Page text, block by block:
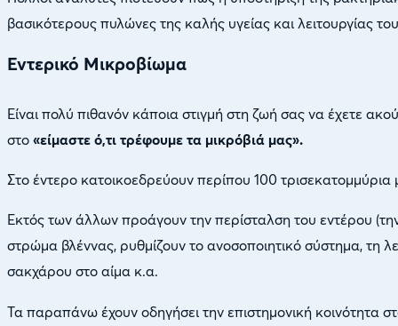
βασικότερους πυλώνες της καλής υγείας και λειτουργίας
Εντερικό Μικροβίωμα
Είναι πολύ πιθανόν κάποια στιγμή στη ζωή σας να έχετε
στο «είμαστε ό,τι τρέφουμε τα μικρόβιά μας».
Στο έντερο κατοικοεδρεύουν περίπου 100 τρισεκατομμύρια
Εκτός των άλλων προάγουν την περίσταλση του εντέρου
στρώμα βλέννας, ρυθμίζουν το ανοσοποιητικό σύστημα, τη
σακχάρου στο αίμα κ.α.
Τα παραπάνω έχουν οδηγήσει την επιστημονική κοινότητα